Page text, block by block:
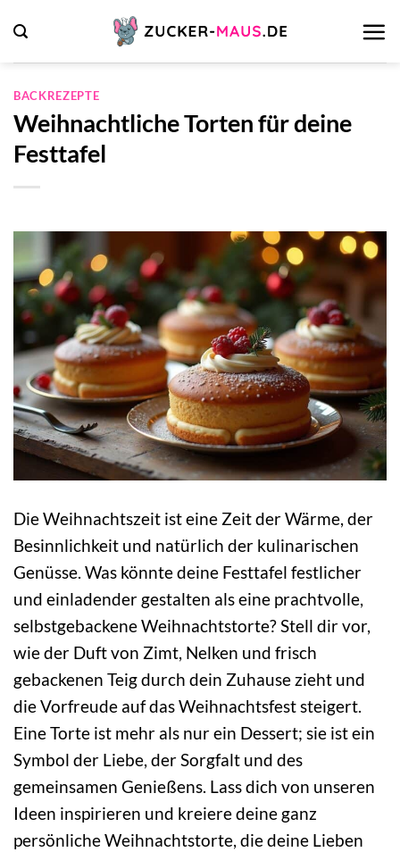
Inhalt
springen
BACKREZEPTE
Weihnachtliche Torten für deine
Festtafel
Die Weihnachtszeit ist eine Zeit der Wärme, der
Besinnlichkeit und natürlich der kulinarischen
Genüsse. Was könnte deine Festtafel festlicher
und einladender gestalten als eine prachtvolle,
selbstgebackene Weihnachtstorte? Stell dir vor,
wie der Duft von Zimt, Nelken und frisch
gebackenen Teig durch dein Zuhause zieht und
die Vorfreude auf das Weihnachtsfest steigert.
Eine Torte ist mehr als nur ein Dessert; sie ist ein
Symbol der Liebe, der Sorgfalt und des
gemeinsamen Genießens. Lass dich von unseren
Ideen inspirieren und kreiere deine ganz
persönliche Weihnachtstorte, die deine Lieben